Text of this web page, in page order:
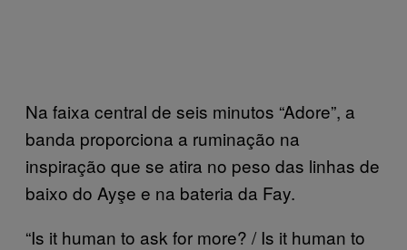
Na faixa central de seis minutos “Adore”, a
banda proporciona a ruminação na
inspiração que se atira no peso das linhas de
baixo do Ayşe e na bateria da Fay.
“Is it human to ask for more? / Is it human to